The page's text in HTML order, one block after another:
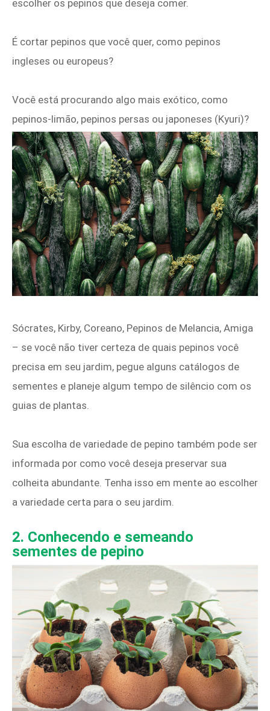
escolher os pepinos que deseja comer.
É cortar pepinos que você quer, como pepinos
ingleses ou europeus?
Você está procurando algo mais exótico, como
pepinos-limão, pepinos persas ou japoneses (Kyuri)?
Sócrates, Kirby, Coreano, Pepinos de Melancia, Amiga
– se você não tiver certeza de quais pepinos você
precisa em seu jardim, pegue alguns catálogos de
sementes e planeje algum tempo de silêncio com os
guias de plantas.
Sua escolha de variedade de pepino também pode ser
informada por como você deseja preservar sua
colheita abundante. Tenha isso em mente ao escolher
a variedade certa para o seu jardim.
2. Conhecendo e semeando
sementes de pepino